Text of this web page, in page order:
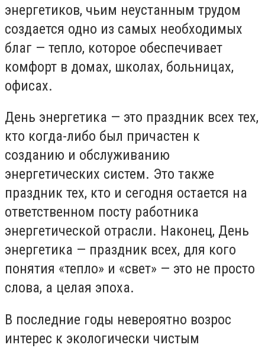
энергетиков, чьим неустанным трудом
создается одно из самых необходимых
благ — тепло, которое обеспечивает
комфорт в домах, школах, больницах,
офисах.
День энергетика — это праздник всех тех,
кто когда-либо был причастен к
созданию и обслуживанию
энергетических систем. Это также
праздник тех, кто и сегодня остается на
ответственном посту работника
энергетической отрасли. Наконец, День
энергетика — праздник всех, для кого
понятия «тепло» и «свет» — это не просто
слова, а целая эпоха.
В последние годы невероятно возрос
интерес к экологически чистым